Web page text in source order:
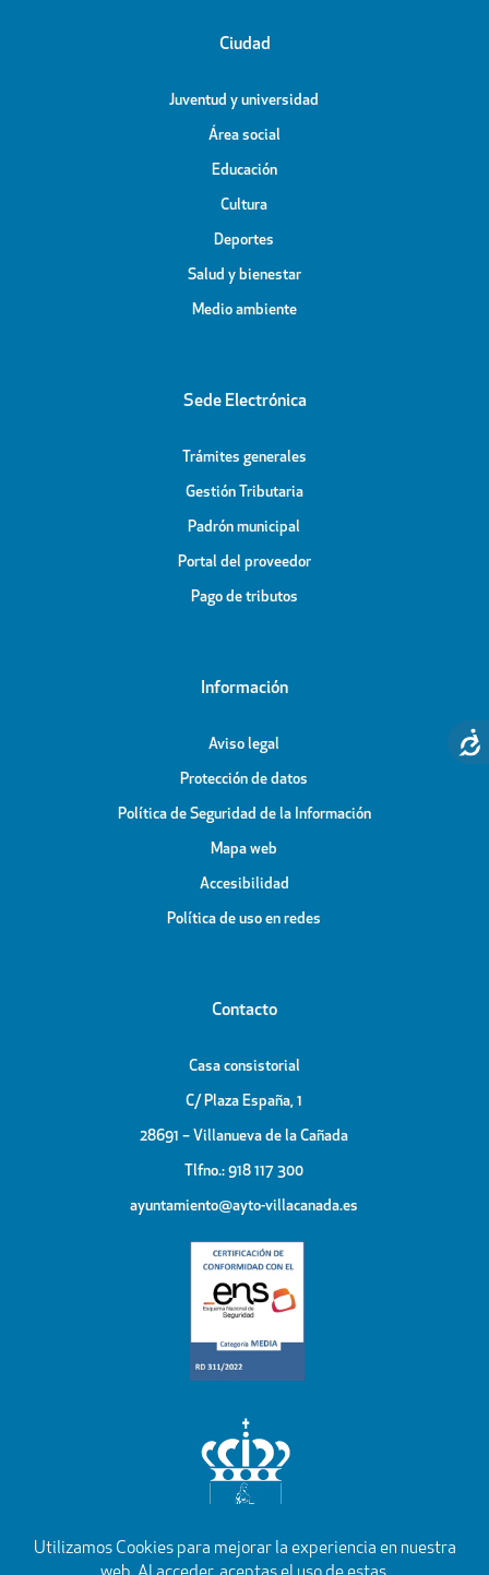
Ciudad
Juventud y universidad
Área social
Educación
Cultura
Deportes
Salud y bienestar
Medio ambiente
Sede Electrónica
Trámites generales
Gestión Tributaria
Padrón municipal
Portal del proveedor
Pago de tributos
Información
Aviso legal
Protección de datos
Política de Seguridad de la Información
Mapa web
Accesibilidad
Política de uso en redes
Contacto
Casa consistorial
C/ Plaza España, 1
28691 – Villanueva de la Cañada
Tlfno.: 918 117 300
ayuntamiento@ayto-villacanada.es